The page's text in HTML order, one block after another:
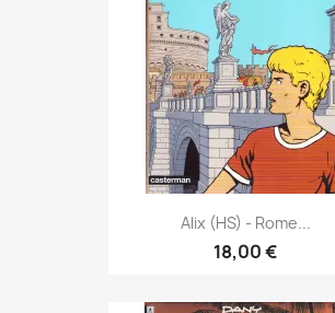
Alix (HS) - Rome...
18,00 €